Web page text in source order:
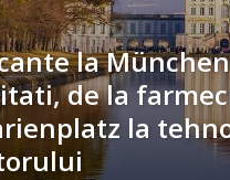
la München
de la
la